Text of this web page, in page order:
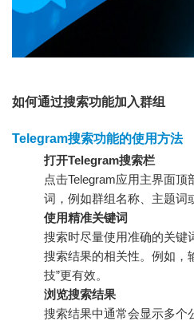
如何通过搜索功能加入群组
Telegram搜索功能的使用方法
打开Telegram搜索栏
点击Telegram应用主界面
词，例如群组名称、主题词
使用精准关键词
搜索时尽量使用准确的关键
搜索结果的相关性。例如，
技”更有效。
浏览搜索结果
搜索结果中通常会显示多个